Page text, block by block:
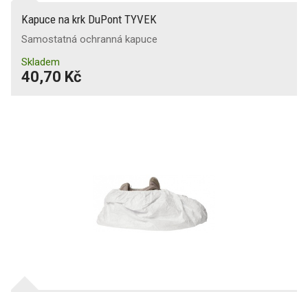
Kapuce na krk DuPont TYVEK
Samostatná ochranná kapuce
Skladem
40,70 Kč